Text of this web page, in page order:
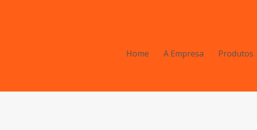
Home A Empresa Produtos